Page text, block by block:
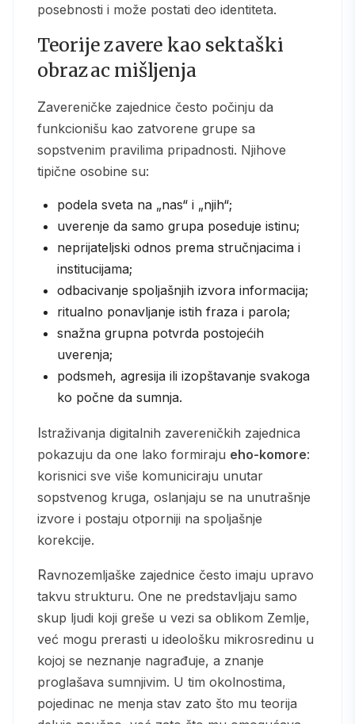
posebnosti i može postati deo identiteta.
Teorije zavere kao sektaški
obrazac mišljenja
Zavereničke zajednice često počinju da
funkcionišu kao zatvorene grupe sa
sopstvenim pravilima pripadnosti. Njihove
tipične osobine su:
podela sveta na „nas“ i „njih“;
uverenje da samo grupa poseduje istinu;
neprijateljski odnos prema stručnjacima i
institucijama;
odbacivanje spoljašnjih izvora informacija;
ritualno ponavljanje istih fraza i parola;
snažna grupna potvrda postojećih
uverenja;
podsmeh, agresija ili izopštavanje svakoga
ko počne da sumnja.
Istraživanja digitalnih zavereničkih zajednica
pokazuju da one lako formiraju eho-komore:
korisnici sve više komuniciraju unutar
sopstvenog kruga, oslanjaju se na unutrašnje
izvore i postaju otporniji na spoljašnje
korekcije.
Ravnozemljaške zajednice često imaju upravo
takvu strukturu. One ne predstavljaju samo
skup ljudi koji greše u vezi sa oblikom Zemlje,
već mogu prerasti u ideološku mikrosredinu u
kojoj se neznanje nagrađuje, a znanje
proglašava sumnjivim. U tim okolnostima,
pojedinac ne menja stav zato što mu teorija